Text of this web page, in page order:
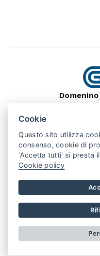
VIA
TEL.
PUNTO VENDITA:
TEL.
REGISTRO IMPRESE CN
Cookie
Questo sito utilizza
consenso, cookie di
'Accetta tutti' si presta
Cookie policy